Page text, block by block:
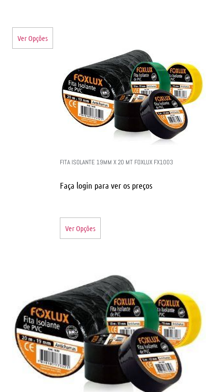
Ver Opções
FITA ISOLANTE 19MM X 20 MT FOXLUX FX1003
Faça login para ver os preços
Ver Opções